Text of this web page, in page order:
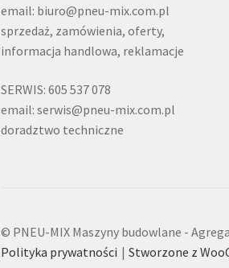
email: biuro@pneu-mix.com.pl
sprzedaż, zamówienia, oferty,
informacja handlowa, reklamacje
SERWIS: 605 537 078
email: serwis@pneu-mix.com.pl
doradztwo techniczne
© PNEU-MIX Maszyny budowlane -
Polityka prywatności
Stworzone z